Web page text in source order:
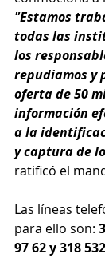
"Estamos
todas las
los
repudiamos y
oferta de 50
información
a la
y captura de
ratificó el
Las líneas
para ello son:
97 62 y 318